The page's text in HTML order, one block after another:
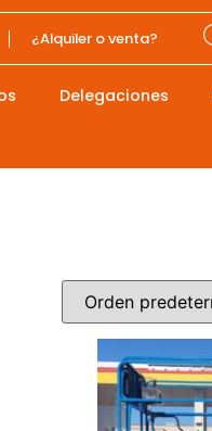
¿Alquiler o venta?
Delegaciones